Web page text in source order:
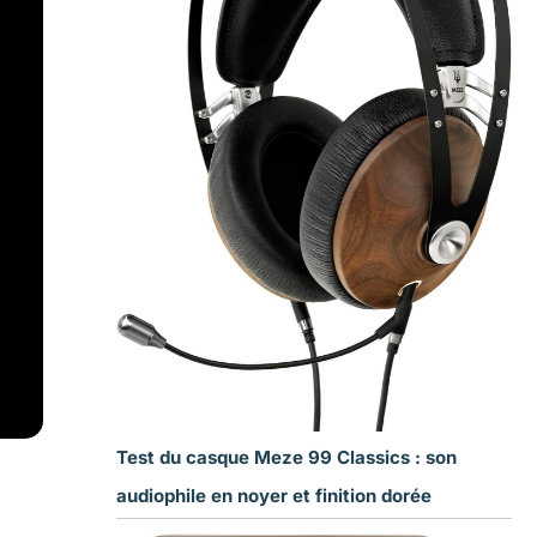
Test du casque Meze 99 Classics : son
audiophile en noyer et finition dorée